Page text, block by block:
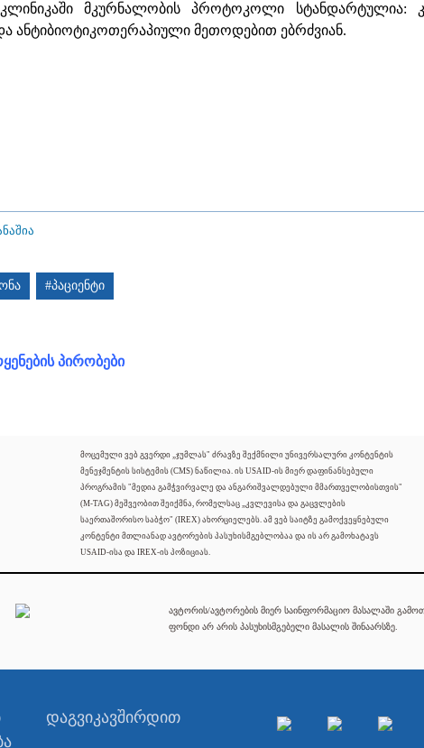
მკურნალობის პროტოკოლი სტანდარტულია:
ანტიბიოტიკოთერაპიული მეთოდებით ებრძვიან.
#პაციენტი
პირობები
მოცემული ვებ გვერდი „ჯუმლას" ძრავზე შექმნილი უნივერსალური კონტენტის
მენეჯმენტის სისტემის (CMS) ნაწილია. ის USAID-ის მიერ დაფინანსებული
პროგრამის "მედია გამჭვირვალე და ანგარიშვალდებული მმართველობისთვის"
(M-TAG) მეშვეობით შეიქმნა, რომელსაც „კვლევისა და გაცვლების
საერთაშორისო საბჭო" (IREX) ახორციელებს. ამ ვებ საიტზე გამოქვეყნებული
კონტენტი მთლიანად ავტორების პასუხისმგებლობაა და ის არ გამოხატავს
USAID-ისა და IREX-ის პოზიციას.
ავტორის/ავტორების მიერ საინფორმაციო მასალაში
ფონდი არ არის პასუხისმგებელი მასალის შინაარსზე.
დაგვიკავშირდით